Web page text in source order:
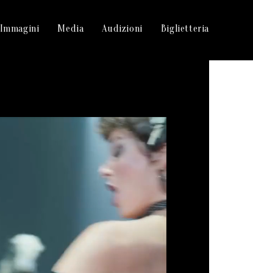
Immagini Media Audizioni Biglietteria